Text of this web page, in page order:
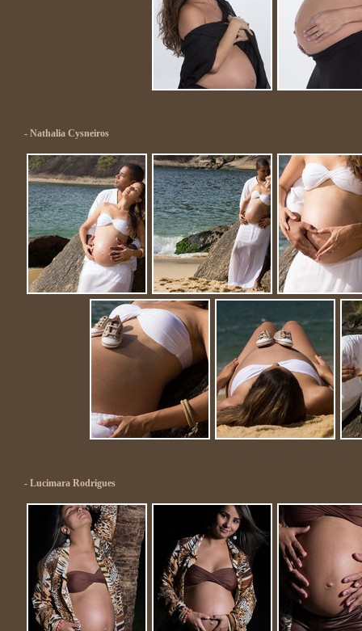
- Nathalia Cysneiros
- Lucimara Rodrigues